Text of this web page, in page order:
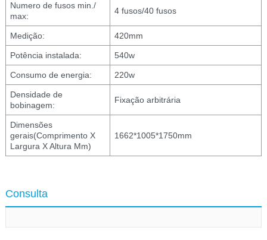
Numero de fusos min./
max:
4 fusos/40 fusos
Medição: 420mm
Potência instalada: 540w
Consumo de energia: 220w
Densidade de
bobinagem:
Fixação arbitrária
Dimensões
gerais(Comprimento X
Largura X Altura Mm)
1662*1005*1750mm
Consulta